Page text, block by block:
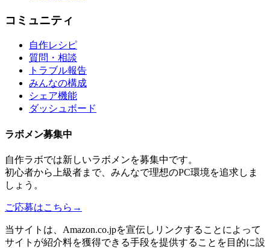
コミュニティ
自作レシピ
質問・相談
トラブル報告
みんなの構成
シェア機能
ダッシュボード
ラボメン募集中
自作ラボでは新しいラボメンを募集中です。
初心者から上級者まで、みんなで理想のPC環境を追求しま
しょう。
ご応募はこちら →
当サイトは、Amazon.co.jpを宣伝しリンクすることによって
サイトが紹介料を獲得できる手段を提供することを目的に設